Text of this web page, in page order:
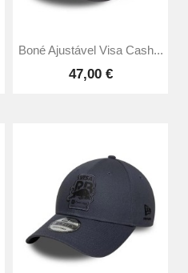
Boné Ajustável Visa Cash...
47,00 €